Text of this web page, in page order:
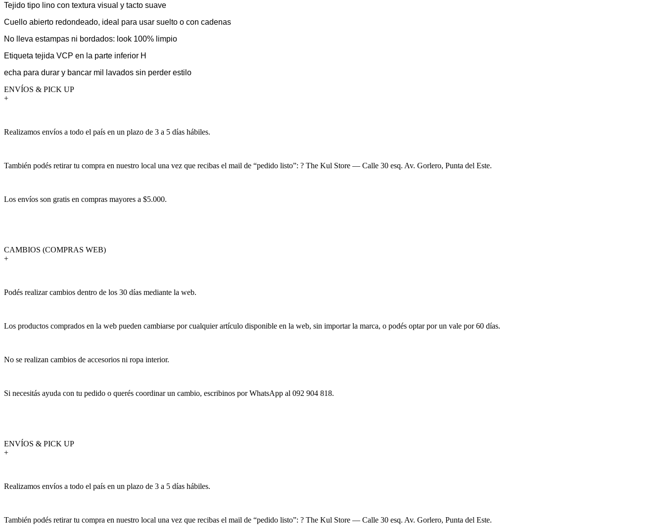
Tejido tipo lino con textura visual y tacto suave
Cuello abierto redondeado, ideal para usar suelto o con cadenas
No lleva estampas ni bordados: look 100% limpio
Etiqueta tejida VCP en la parte inferior H
echa para durar y bancar mil lavados sin perder estilo
ENVÍOS & PICK UP
+
Realizamos envíos a todo el país en un plazo de 3 a 5 días hábiles.
También podés retirar tu compra en nuestro local una vez que recibas el mail de “pedido listo”: ? The Kul Store — Calle 30 esq. Av. Gorlero, Punta del Este.
Los envíos son gratis en compras mayores a $5.000.
CAMBIOS (COMPRAS WEB)
+
Podés realizar cambios dentro de los 30 días mediante la web.
Los productos comprados en la web pueden cambiarse por cualquier artículo disponible en la web, sin importar la marca, o podés optar por un vale por 60 días.
No se realizan cambios de accesorios ni ropa interior.
Si necesitás ayuda con tu pedido o querés coordinar un cambio, escribinos por WhatsApp al 092 904 818.
ENVÍOS & PICK UP
+
Realizamos envíos a todo el país en un plazo de 3 a 5 días hábiles.
También podés retirar tu compra en nuestro local una vez que recibas el mail de “pedido listo”: ? The Kul Store — Calle 30 esq. Av. Gorlero, Punta del Este.